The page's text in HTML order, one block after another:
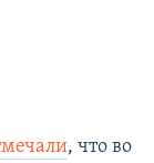
, что во